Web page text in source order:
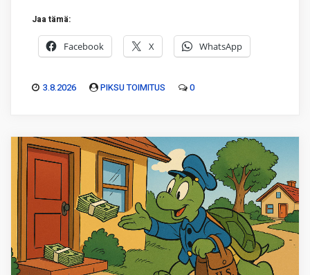
Jaa tämä:
Facebook X WhatsApp
3.8.2026 PIKSU TOIMITUS 0